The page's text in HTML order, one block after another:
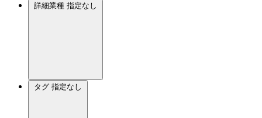
詳細業種 指定なし
タグ 指定なし